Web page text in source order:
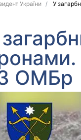
України У
ОМБр